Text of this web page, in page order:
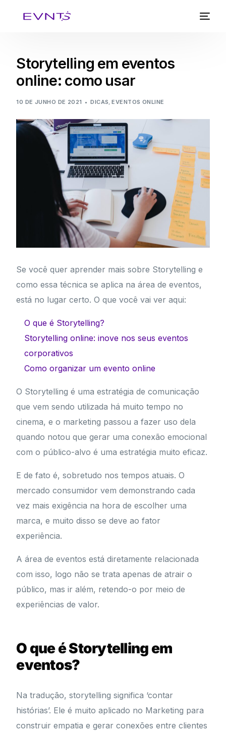
Storytelling em eventos
online: como usar
10 DE JUNHO DE 2021 DICAS,EVENTOS ONLINE
Se você quer aprender mais sobre Storytelling e
como essa técnica se aplica na área de eventos,
está no lugar certo. O que você vai ver aqui:
O que é Storytelling?
Storytelling online: inove nos seus eventos
corporativos
Como organizar um evento online
O Storytelling é uma estratégia de comunicação
que vem sendo utilizada há muito tempo no
cinema, e o marketing passou a fazer uso dela
quando notou que gerar uma conexão emocional
com o público-alvo é uma estratégia muito eficaz.
E de fato é, sobretudo nos tempos atuais. O
mercado consumidor vem demonstrando cada
vez mais exigência na hora de escolher uma
marca, e muito disso se deve ao fator
experiência.
A área de eventos está diretamente relacionada
com isso, logo não se trata apenas de atrair o
público, mas ir além, retendo-o por meio de
experiências de valor.
O que é Storytelling em
eventos?
Na tradução, storytelling significa ‘contar
histórias’. Ele é muito aplicado no Marketing para
construir empatia e gerar conexões entre clientes